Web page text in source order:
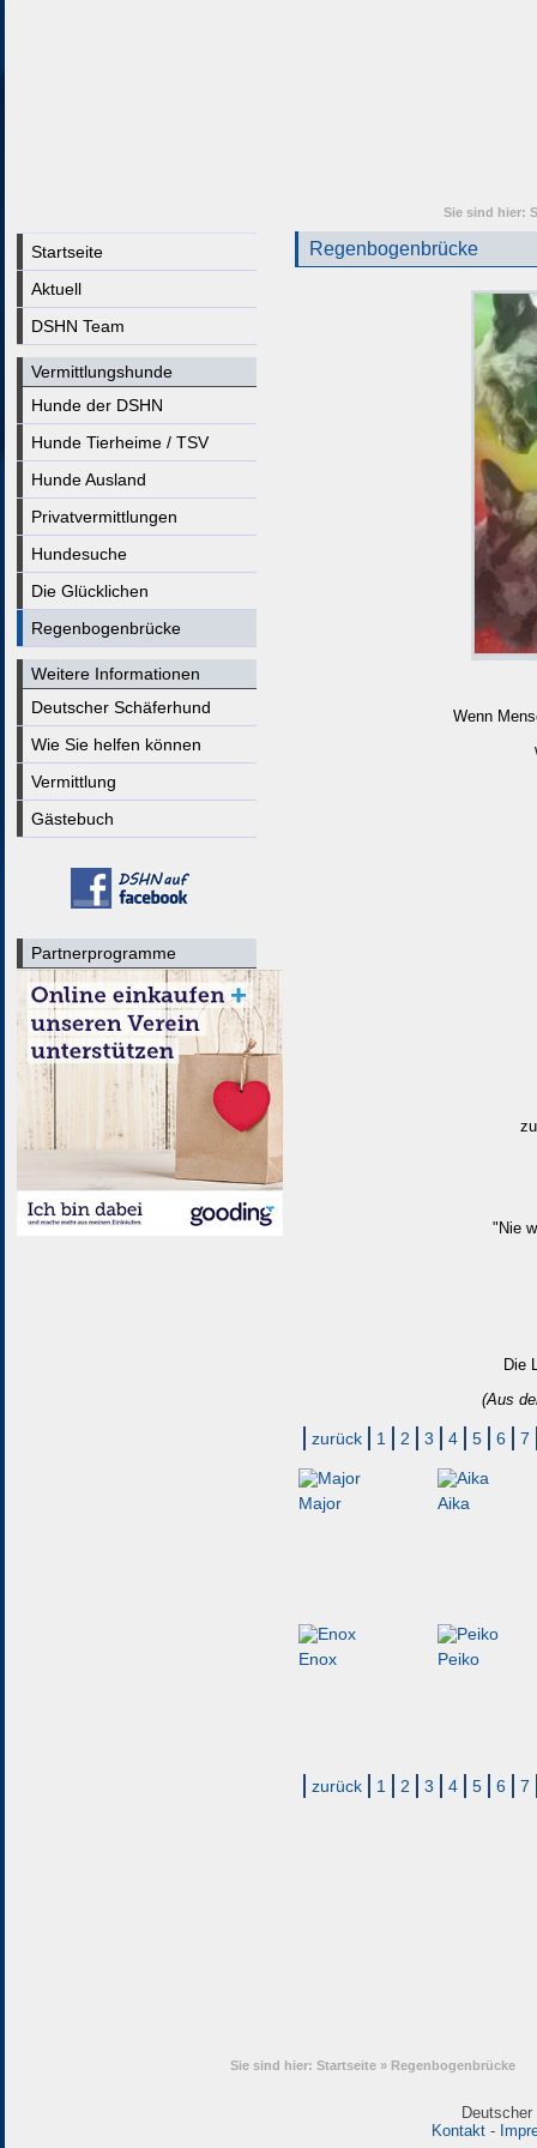
Sie sind hier:
Startseite
Aktuell
DSHN Team
Vermittlungshunde
Hunde der DSHN
Hunde Tierheime / TSV
Hunde Ausland
Privatvermittlungen
Hundesuche
Die Glücklichen
Regenbogenbrücke
Weitere Informationen
Deutscher Schäferhund
Wie Sie helfen können
Vermittlung
Gästebuch
Partnerprogramme
Regenbogenbrücke
Wenn
"Nie
Die
(Aus
zurück 1 2 3 4 5 6 7
Major Aika
Enox Peiko
zurück 1 2 3 4 5 6 7
Sie sind hier: Startseite » Regenbogenbrücke
Kontakt -